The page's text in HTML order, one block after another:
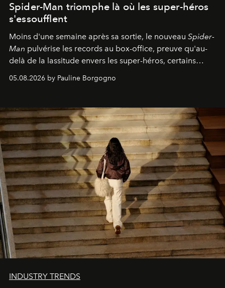
Spider-Man triomphe là où les super-héros
s'essoufflent
Moins d'une semaine après sa sortie, le nouveau Spider-
Man pulvérise les records au box-office, preuve qu'au-
delà de la lassitude envers les super-héros, certains
personnages continuent de susciter une ferveur intacte.
05.08.2026 by Pauline Borgogno
INDUSTRY TRENDS